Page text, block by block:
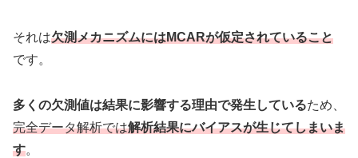
それは欠測メカニズムにはMCARが仮定されていること
です。
多くの欠測値は結果に影響する理由で発生しているため、
完全データ解析では解析結果にバイアスが生じてしまいま
す。